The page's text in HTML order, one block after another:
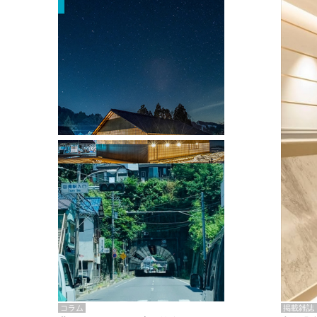
掲載雑誌
掲載雑誌・書籍
『街歩き研修「アールデコとモダニズ
ム、和風バロック」』のレポート記事が
掲載
コラム